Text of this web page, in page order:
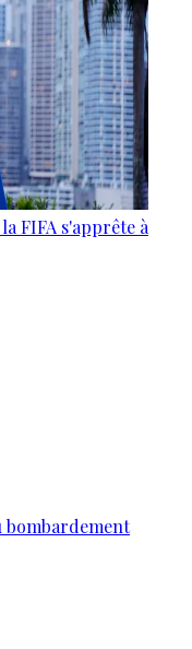
FIFA s'apprête à
bombardement